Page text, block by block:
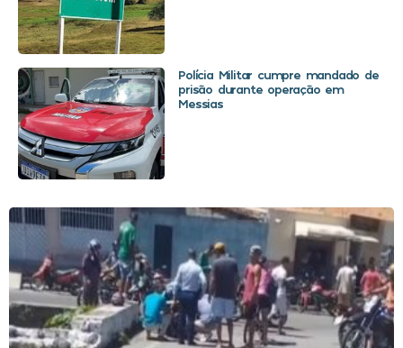
Polícia Militar cumpre mandado de
prisão durante operação em
Messias